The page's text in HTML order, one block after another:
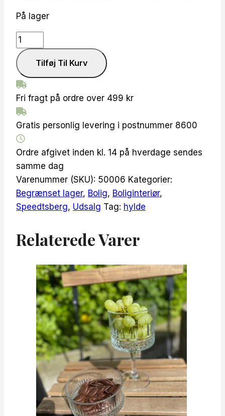
På lager
Ivo
hylder
2stk.
antal
Tilføj Til Kurv
Fri fragt på ordre over 499 kr
Gratis personlig levering i postnummer 8600
Ordre afgivet inden kl. 14 på hverdage sendes
samme dag
Varenummer (SKU): 50006 Kategorier:
Begrænset lager, Bolig, Boliginteriør,
Speedtsberg, Udsalg Tag: hylde
Relaterede Varer